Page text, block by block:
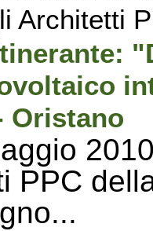
Architetti
Oristano
PPC